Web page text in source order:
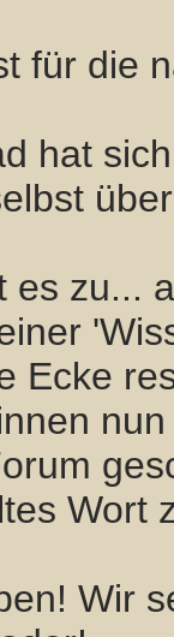
für die
hat
es zu...
Ecke
Wort
Wir